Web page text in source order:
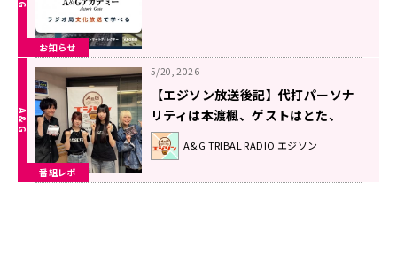
お知らせ
番組レポ
5/20, 2026
【エジソン放送後記】代打パーソナ
リティは本渡楓、ゲストはとた、
「トゲナシトゲアリ」理名＆夕莉、
2026年5月16日放送回
A&G TRIBAL RADIO エジソン